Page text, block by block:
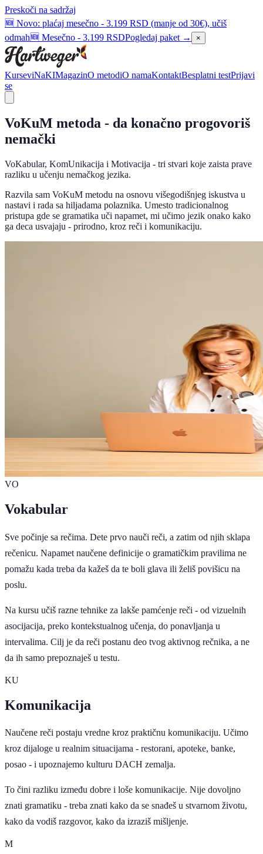
Preskoči na sadržaj
🆕 Novo: plaćaj mesečno - 3.199 RSD (manje od 30€), učiš
odmah🆕 Mesečno - 3.199 RSDPogledaj paket → ×
KurseviNaKIMagazinO metodiO namaKontaktBesplatni testPrijavi
se
VoKuM metoda - da konačno progovoriš
nemački
VoKabular, KomUnikacija i Motivacija - tri stvari koje zaista prave
razliku u učenju nemačkog jezika.
Razvila sam VoKuM metodu na osnovu višegodišnjeg iskustva u
nastavi i rada sa hiljadama polaznika. Umesto tradicionalnog
pristupa gde se gramatika uči napamet, mi učimo jezik onako kako
ga deca usvajaju - prirodno, kroz reči i komunikaciju.
VO
Vokabular
Sve počinje sa rečima. Dete prvo nauči reči, a zatim od njih sklapa
rečenicu. Napamet naučene definicije o gramatičkim pravilima ne
pomažu kada treba da kažeš da te boli glava ili želiš povišicu na
poslu.
Na kursu učiš razne tehnike za lakše pamćenje reči - od vizuelnih
asocijacija, preko kontekstualnog učenja, do ponavljanja u
intervalima. Cilj je da reči postanu deo tvog aktivnog rečnika, a ne
da ih samo prepoznaješ u testu.
KU
Komunikacija
Naučene reči postaju vredne kroz praktičnu komunikaciju. Učimo
kroz dijaloge u realnim situacijama - restorani, apoteke, banke,
posao - i upoznajemo kulturu DACH zemalja.
To čini razliku između dobre i loše komunikacije. Nije dovoljno
znati gramatiku - treba znati kako da se snađeš u stvarnom životu,
kako da vodiš razgovor, kako da izraziš mišljenje.
M